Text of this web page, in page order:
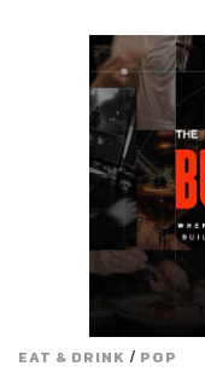
EAT & DRINK / POP